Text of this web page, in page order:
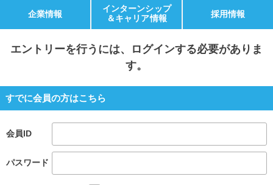
就活チャンネル
就活ニュースペーパー よくある質問
企業情報
インターンシップ
＆キャリア情報
採用情報
エントリーを行うには、ログインする必要がありま
す。
すでに会員の方はこちら
会員ID
パスワード